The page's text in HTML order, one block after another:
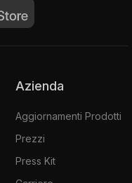
Azienda
Aggiornamenti Prodotti
Prezzi
Press Kit